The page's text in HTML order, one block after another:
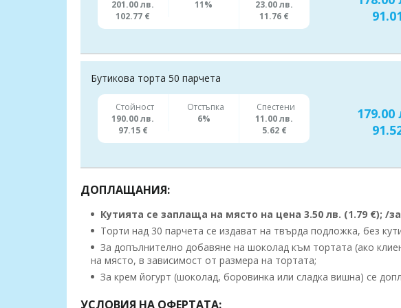
201.00 лв.
102.77 €
11%
23.00 лв.
11.76 €
Бутикова торта 50 парчета
Стойност
190.00 лв.
97.15 €
Отстъпка
6%
Спестени
11.00 лв.
5.62 €
179.00
ДОПЛАЩАНИЯ:
Кутията се заплаща на място на цена 3.50 лв. (1.79 €); /
Торти над 30 парчета се издават на твърда подложка, без
За допълнително добавяне на шоколад към тортата (ако
на място, в зависимост от размера на тортата;
За крем йогурт (шоколад, боровинка или сладка вишна) се
УСЛОВИЯ НА ОФЕРТАТА: